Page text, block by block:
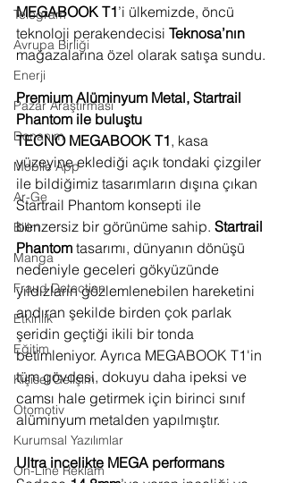
Telegram
Avrupa Birliği
Enerji
Pazar Araştırması
Donanım
Mobile App
Ar-Ge
Bilim
Manga
Fraud Detection
Etkinlik
Eğitim
Kişisel Gelişim
Otomotiv
Kurumsal Yazılımlar
On-Line Reklam
MEGABOOK T1’i ülkemizde, öncü
teknoloji perakendecisi Teknosa’nın
mağazalarına özel olarak satışa sundu.
Premium Alüminyum Metal, Startrail
Phantom ile buluştu
TECNO MEGABOOK T1, kasa
yüzeyine eklediği açık tondaki çizgiler
ile bildiğimiz tasarımların dışına çıkan
Startrail Phantom konsepti ile
benzersiz bir görünüme sahip. Startrail
Phantom tasarımı, dünyanın dönüşü
nedeniyle geceleri gökyüzünde
yıldızların gözlemlenebilen hareketini
andıran şekilde birden çok parlak
şeridin geçtiği ikili bir tonda
betimleniyor. Ayrıca MEGABOOK T1'in
tüm gövdesi, dokuyu daha ipeksi ve
camsı hale getirmek için birinci sınıf
alüminyum metalden yapılmıştır.
Ultra incelikte MEGA performans